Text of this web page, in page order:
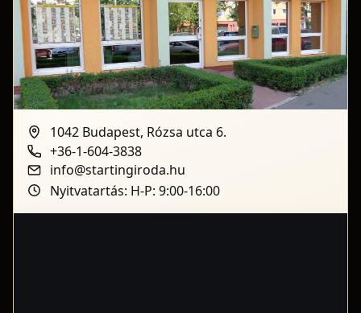
1042 Budapest, Rózsa utca 6.
+36-1-604-3838
info@startingiroda.hu
Nyitvatartás: H-P: 9:00-16:00